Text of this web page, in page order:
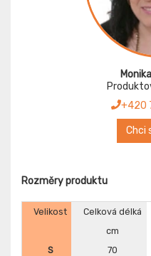
+420
Chci
Rozměry produktu
Velikost Celková délká
cm
S
70